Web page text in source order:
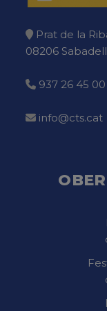
Prat de la
08206
937 26 45 00
info@cts.cat